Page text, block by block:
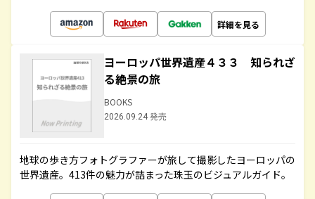
詳細を見る
ヨーロッパ世界遺産４３３ 知られざ
る絶景の旅
BOOKS
2026.09.24 発売
地球の歩き方フォトグラファーが旅して撮影したヨーロッパの
世界遺産。413件の魅力が詰まった珠玉のビジュアルガイド。